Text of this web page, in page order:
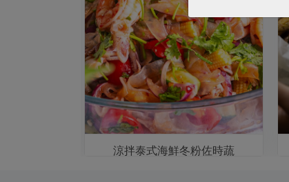
涼拌泰式海鮮冬粉佐時蔬